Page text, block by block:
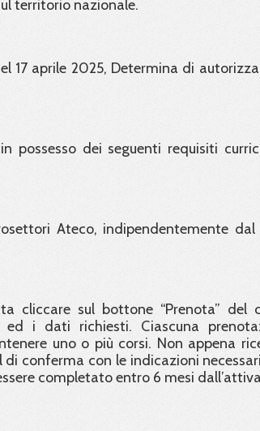
territorio nazionale.
17 aprile 2025, Determina di
possesso dei seguenti requisiti
Ateco, indipendentemente dal
cliccare sul bottone “Prenota” del
i dati richiesti. Ciascuna
uno o più corsi. Non appena
conferma con le indicazioni
completato entro 6 mesi